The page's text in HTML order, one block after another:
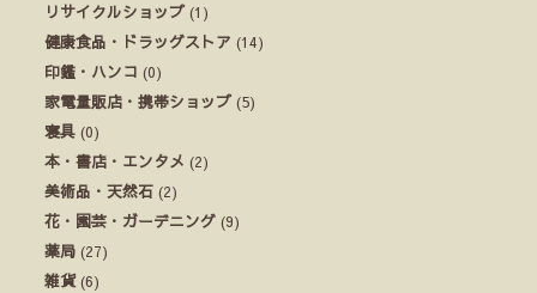
リサイクルショップ (1)
健康食品・ドラッグストア (14)
印鑑・ハンコ (0)
家電量販店・携帯ショップ (5)
寝具 (0)
本・書店・エンタメ (2)
美術品・天然石 (2)
花・園芸・ガーデニング (9)
薬局 (27)
雑貨(6)